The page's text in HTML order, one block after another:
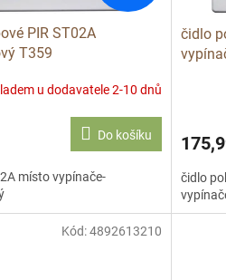
PIR ST02A
T359
u dodavatele 2-10 dnů
Do košíku
místo vypínače-
čidlo
čidlo
Kód:4892613210